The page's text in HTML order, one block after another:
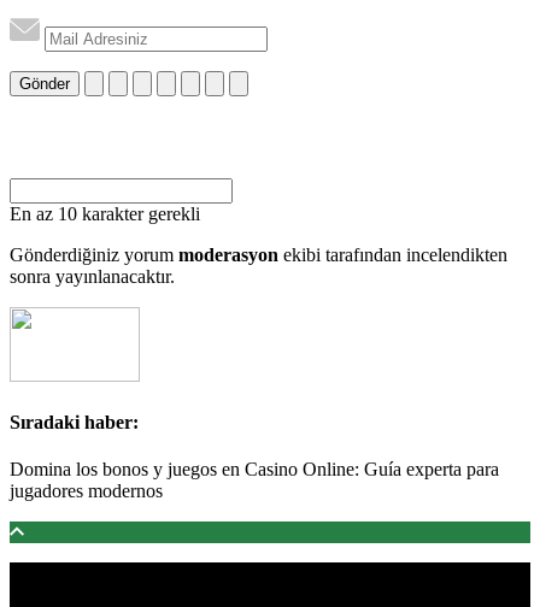
Gönder
En az 10 karakter gerekli
Gönderdiğiniz yorum moderasyon ekibi tarafından incelendikten
sonra yayınlanacaktır.
Sıradaki haber:
Domina los bonos y juegos en Casino Online: Guía experta para
jugadores modernos